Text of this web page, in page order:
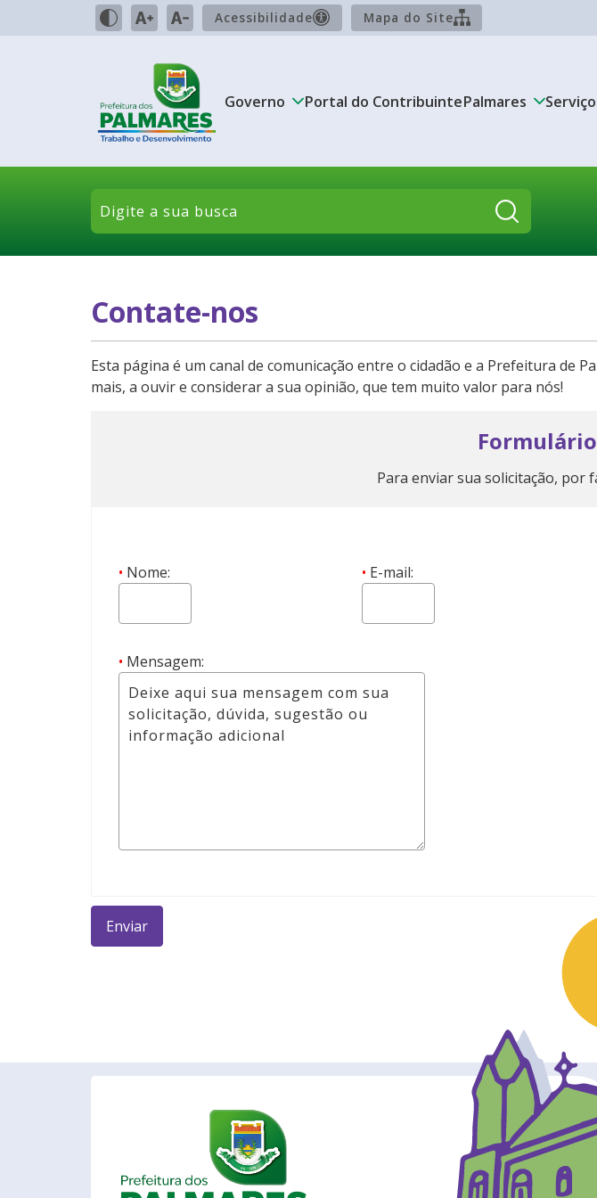
Acessibilidade Mapa do Site
Governo Portal do ContribuintePalmares
Contate-nos
Esta página é um canal de comunicação entre o cidadão e a Prefeitura de
mais, a ouvir e considerar a sua opinião, que tem muito valor para nós!
Para enviar sua solicitação, por
• Nome: • E-mail:
• Mensagem:
Enviar